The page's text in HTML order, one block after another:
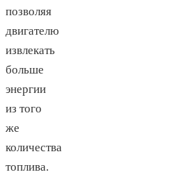
позволяя
двигателю
извлекать
больше
энергии
из того
же
количества
топлива.